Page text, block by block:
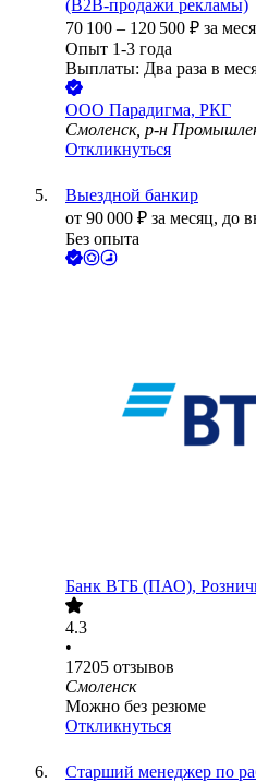
(B2B-продажи рекламы)
70 100 – 120 500 ₽ за
Опыт 1-3 года
Выплаты: Два раза в
ООО Парадигма, РКГ
Смоленск, р-н
Откликнуться
Выездной банкир
от 90 000 ₽ за месяц, до
Без опыта
Банк ВТБ (ПАО),
4.3
•
17205 отзывов
Смоленск
Можно без резюме
Откликнуться
Старший менеджер по